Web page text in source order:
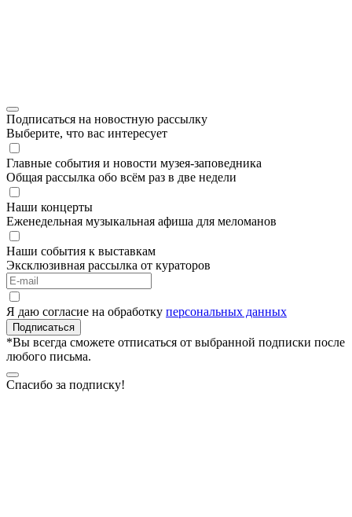
Подписаться на новостную рассылку
Выберите, что вас интересует
Главные события и новости музея-заповедника
Общая рассылка обо всём раз в две недели
Наши концерты
Еженедельная музыкальная афиша для меломанов
Наши события к выставкам
Эксклюзивная рассылка от кураторов
Я даю согласие на обработку персональных данных
Подписаться
*Вы всегда сможете отписаться от выбранной подписки после
любого письма.
Спасибо за подписку!